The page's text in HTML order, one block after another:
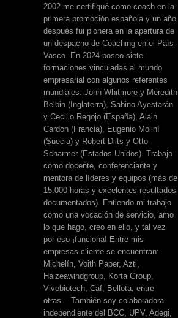
2002 me certifiqué como coach en la
primera promoción española y un año
después fui pionera en la apertura de
un despacho de Coaching en el País
Vasco. En 2024 poseo siete
formaciones vinculadas al mundo
empresarial con algunos referentes
mundiales: John Whitmore y Meredith
Belbin (Inglaterra), Sabino Ayestarán
y Cecilio Regojo (España), Alain
Cardon (Francia), Eugenio Moliní
(Suecia) y Robert Dilts y Otto
Scharmer (Estados Unidos). Trabajo
como docente, conferenciante y
mentora de líderes y equipos (más de
15.000 horas y excelentes resultados
documentados). Entiendo mi trabajo
como una vocación de servicio, amo
lo que hago, creo en ello, y tal vez
por eso ¡funciona! Entre mis
empresas-cliente se encuentran:
Michelín, Voith Paper, Azti,
Haizeawindgroup, Korta Group,
Vivebiotech, Caf, Bellota, entre
otras... También soy colaboradora
independiente del BCC, UPV, Adegi,